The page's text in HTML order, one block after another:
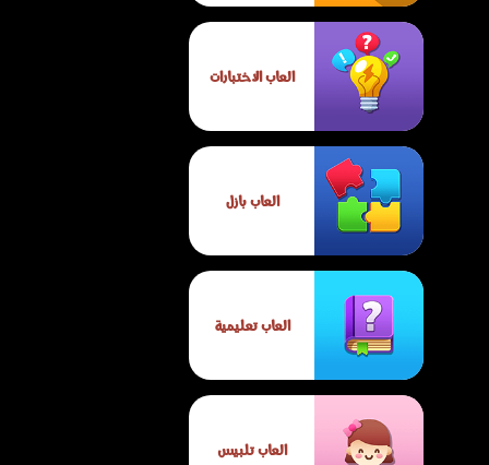
العاب الاختبارات
العاب بازل
العاب تعليمية
العاب تلبيس